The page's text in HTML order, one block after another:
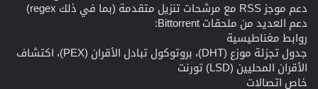
دعم موجز RSS مع مرشحات تنزيل متقدمة (بما في ذلك regex)
دعم العديد من ملحقات Bittorrent:
روابط مغناطيسية
جدول تجزئة موزع (DHT)، بروتوكول تبادل الأقران (PEX)، اكتشاف
الأقران المحليين (LSD) تورنت
خاص اتصالات